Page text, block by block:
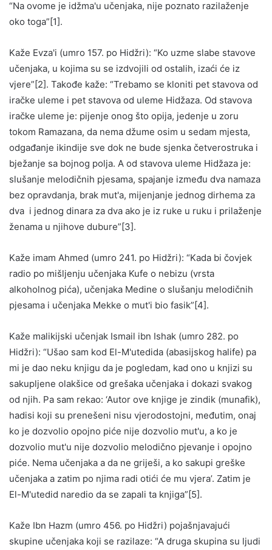
“Na ovome je idžma'u učenjaka, nije poznato razilaženje
oko toga”[1].
Kaže Evza'i (umro 157. po Hidžri): “Ko uzme slabe stavove
učenjaka, u kojima su se izdvojili od ostalih, izaći će iz
vjere”[2]. Takođe kaže: “Trebamo se kloniti pet stavova od
iračke uleme i pet stavova od uleme Hidžaza. Od stavova
iračke uleme je: pijenje onog što opija, jedenje u zoru
tokom Ramazana, da nema džume osim u sedam mjesta,
odgađanje ikindije sve dok ne bude sjenka četverostruka i
bježanje sa bojnog polja. A od stavova uleme Hidžaza je:
slušanje melodičnih pjesama, spajanje između dva namaza
bez opravdanja, brak mut'a, mijenjanje jednog dirhema za
dva i jednog dinara za dva ako je iz ruke u ruku i prilaženje
ženama u njihove dubure”[3].
Kaže imam Ahmed (umro 241. po Hidžri): “Kada bi čovjek
radio po mišljenju učenjaka Kufe o nebizu (vrsta
alkoholnog pića), učenjaka Medine o slušanju melodičnih
pjesama i učenjaka Mekke o mut'i bio fasik”[4].
Kaže malikijski učenjak Ismail ibn Ishak (umro 282. po
Hidžri): “Ušao sam kod El-M'utedida (abasijskog halife) pa
mi je dao neku knjigu da je pogledam, kad ono u knjizi su
sakupljene olakšice od grešaka učenjaka i dokazi svakog
od njih. Pa sam rekao: ‘Autor ove knjige je zindik (munafik),
hadisi koji su prenešeni nisu vjerodostojni, međutim, onaj
ko je dozvolio opojno piće nije dozvolio mut'u, a ko je
dozvolio mut'u nije dozvolio melodično pjevanje i opojno
piće. Nema učenjaka a da ne griješi, a ko sakupi greške
učenjaka a zatim po njima radi otići će mu vjera’. Zatim je
El-M'utedid naredio da se zapali ta knjiga”[5].
Kaže Ibn Hazm (umro 456. po Hidžri) pojašnjavajući
skupine učenjaka koji se razilaze: “A druga skupina su ljudi